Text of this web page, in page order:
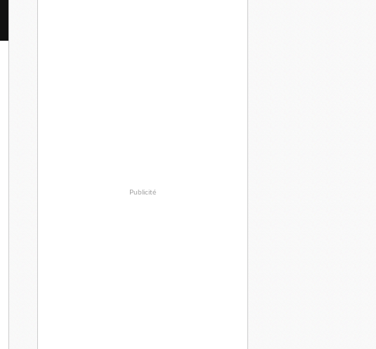
Publicité